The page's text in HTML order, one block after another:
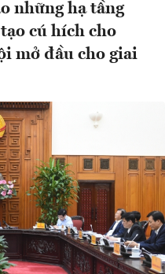
những hạ tầng
cú hích cho
mở đầu cho giai